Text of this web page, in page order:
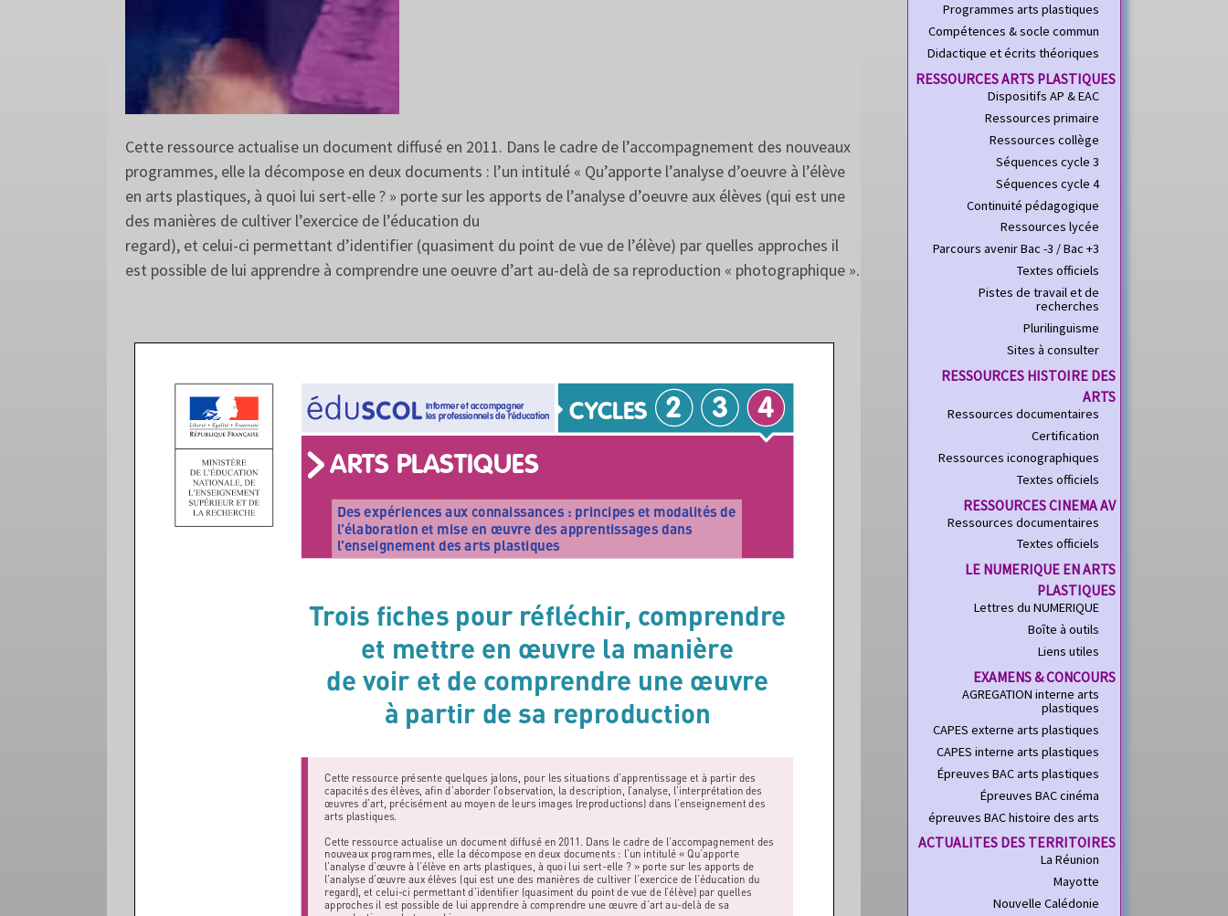
Cette ressource actualise un document diffusé en 2011. Dans le cadre de l’accompagnement des nouveaux
programmes, elle la décompose en deux documents : l’un intitulé « Qu’apporte l’analyse d’oeuvre à l’élève
en arts plastiques, à quoi lui sert-elle ? » porte sur les apports de l’analyse d’oeuvre aux élèves (qui est une
des manières de cultiver l’exercice de l’éducation du
regard), et celui-ci permettant d’identifier (quasiment du point de vue de l’élève) par quelles approches il
est possible de lui apprendre à comprendre une oeuvre d’art au-delà de sa reproduction « photographique ».
Programmes arts plastiques
Compétences & socle commun
Didactique et écrits théoriques
RESSOURCES ARTS PLASTIQUES
Dispositifs AP & EAC
Ressources primaire
Ressources collège
Séquences cycle 3
Séquences cycle 4
Continuité pédagogique
Ressources lycée
Parcours avenir Bac -3 / Bac +3
Textes officiels
Pistes de travail et de
recherches
Plurilinguisme
Sites à consulter
RESSOURCES HISTOIRE DES
ARTS
Ressources documentaires
Certification
Ressources iconographiques
Textes officiels
RESSOURCES CINEMA AV
Ressources documentaires
Textes officiels
LE NUMERIQUE EN ARTS
PLASTIQUES
Lettres du NUMERIQUE
Boîte à outils
Liens utiles
EXAMENS & CONCOURS
AGREGATION interne arts
plastiques
CAPES externe arts plastiques
CAPES interne arts plastiques
Épreuves BAC arts plastiques
Épreuves BAC cinéma
épreuves BAC histoire des arts
ACTUALITES DES TERRITOIRES
La Réunion
Mayotte
Nouvelle Calédonie